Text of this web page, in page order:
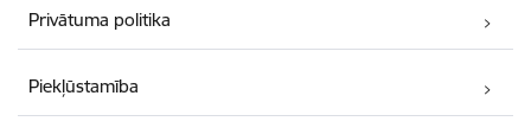
Privātuma politika
Piekļūstamība